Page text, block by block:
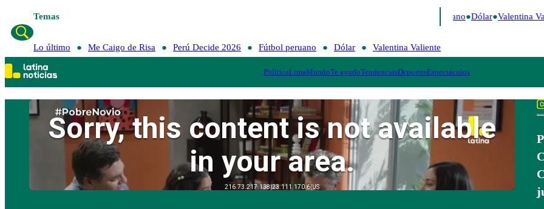
Temas Fútbol peruano Dólar Valentina
Lo último Me Caigo de Risa Perú Decide 2026 Fútbol peruano Dólar Valentina Valiente
PolíticaLimaMundoTe ayudoTendenciasDeportesEspectáculos